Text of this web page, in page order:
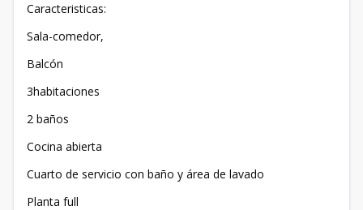
Caracteristicas:
Sala-comedor,
Balcón
3habitaciones
2 baños
Cocina abierta
Cuarto de servicio con baño y área de lavado
Planta full